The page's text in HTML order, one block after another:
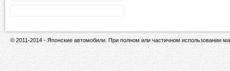
© 2011-2014 - Японские автомобили. При полном или частичном использовании